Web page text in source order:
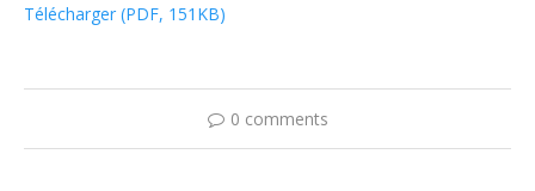
Télécharger (PDF, 151KB)
0 comments